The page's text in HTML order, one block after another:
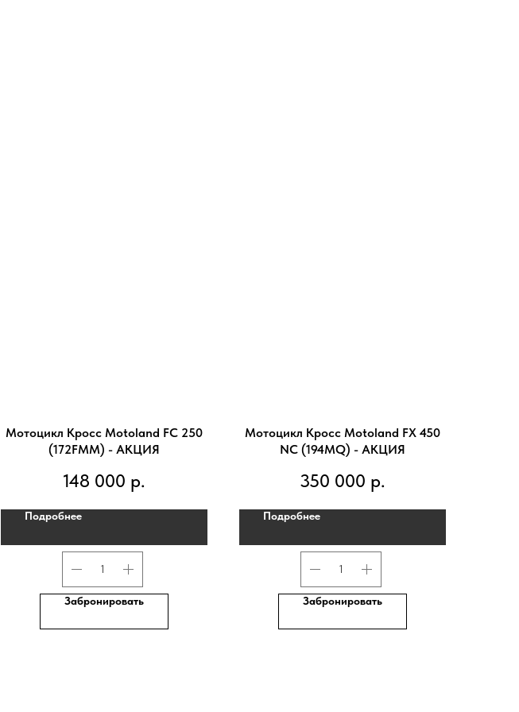
Мотоцикл Кросс Motoland FC 250
(172FMM) - АКЦИЯ
148 000 р.
Подробнее
Забронировать
Мотоцикл Кросс Motoland FX 450
NC (194MQ) - АКЦИЯ
350 000 р.
Подробнее
Забронировать